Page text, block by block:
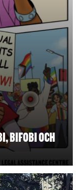
BIFOBI OCH